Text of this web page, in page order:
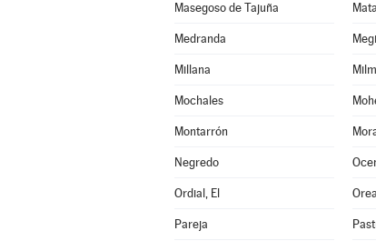
Masegoso de Tajuña
Medranda
Millana
Mochales
Montarrón
Negredo
Ordial, El Orea
Pareja